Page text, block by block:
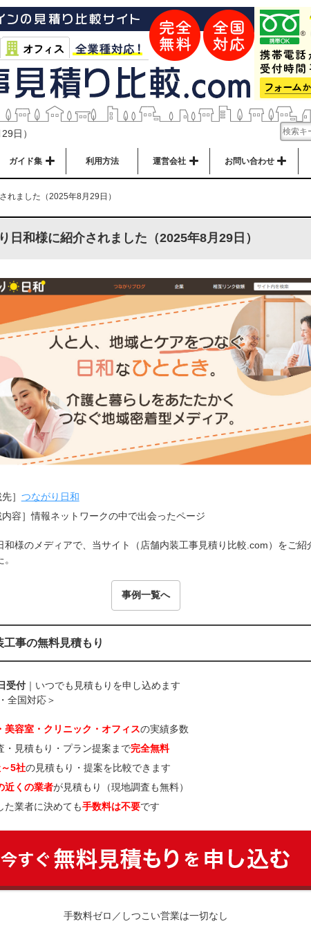
日）
ガイド集 利用方法 運営会社 お問い合わせ
れました（2025年8月29日）
日和様に紹介されました（2025年8月29日）
］ つながり日和
内容］情報ネットワークの中で出会ったページ
和様のメディアで、当サイト（店舗内装工事見積り比較.com）をご紹
事例一覧へ
工事の無料見積もり
受付｜いつでも見積もりを申し込めます
全国対応＞
美容室・クリニック・オフィスの実績多数
・見積もり・プラン提案まで完全無料
5社の見積もり・提案を比較できます
近くの業者が見積もり（現地調査も無料）
た業者に決めても手数料は不要です
手数料ゼロ／しつこい営業は一切なし